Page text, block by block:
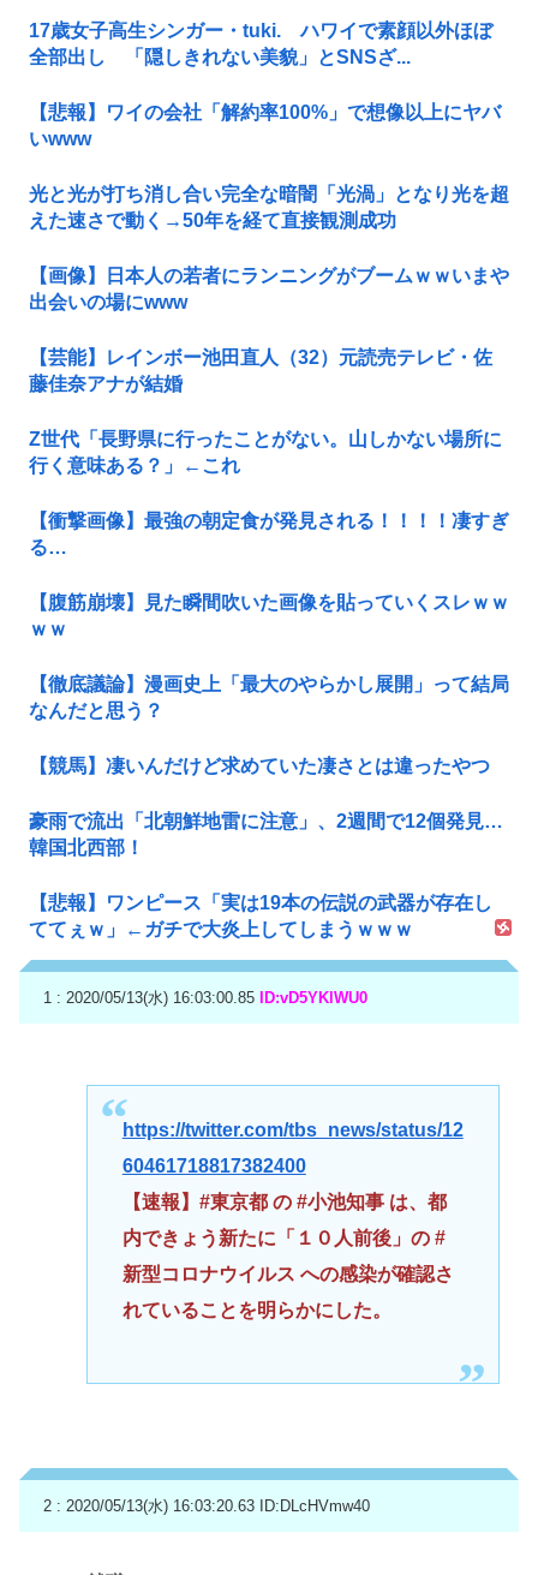
17歳女子高生シンガー・tuki. ハワイで素顔以外ほぼ
全部出し 「隠しきれない美貌」とSNSざ...
【悲報】ワイの会社「解約率100%」で想像以上にヤバ
いwww
光と光が打ち消し合い完全な暗闇「光渦」となり光を超
えた速さで動く→50年を経て直接観測成功
【画像】日本人の若者にランニングがブームｗｗいまや
出会いの場にwww
【芸能】レインボー池田直人（32）元読売テレビ・佐
藤佳奈アナが結婚
Z世代「長野県に行ったことがない。山しかない場所に
行く意味ある？」←これ
【衝撃画像】最強の朝定食が発見される！！！！凄すぎ
る…
【腹筋崩壊】見た瞬間吹いた画像を貼っていくスレｗｗ
ｗｗ
【徹底議論】漫画史上「最大のやらかし展開」って結局
なんだと思う？
【競馬】凄いんだけど求めていた凄さとは違ったやつ
豪雨で流出「北朝鮮地雷に注意」、2週間で12個発見…
韓国北西部！
【悲報】ワンピース「実は19本の伝説の武器が存在し
ててぇｗ」←ガチで大炎上してしまうｗｗｗ
1 : 2020/05/13(水) 16:03:00.85 ID:vD5YKlWU0
https://twitter.com/tbs_news/status/12
60461718817382400
【速報】#東京都 の #小池知事 は、都
内できょう新たに「１０人前後」の #
新型コロナウイルス への感染が確認さ
れていることを明らかにした。
2 : 2020/05/13(水) 16:03:20.63 ID:DLcHVmw40